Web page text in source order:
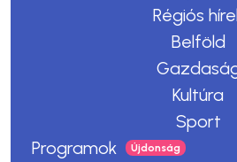
Régiós
Belföld
Kultúra
Sport
Programok